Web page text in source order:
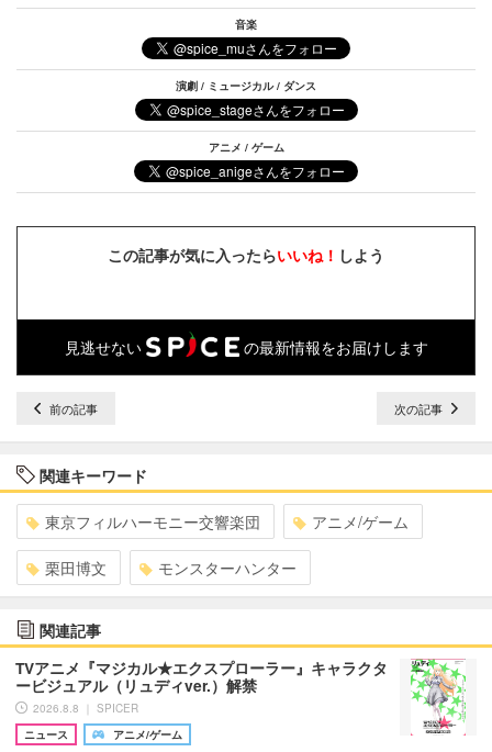
音楽
演劇 / ミュージカル / ダンス
アニメ / ゲーム
この記事が気に入ったらいいね！ しよう
見逃せない の最新情報をお届けします
前の記事 次の記事
関連キーワード
東京フィルハーモニー交響楽団 アニメ/ゲーム
栗田博文 モンスターハンター
関連記事
TVアニメ『マジカル★エクスプローラー』キャラクタ
ービジュアル（リュディver.）解禁
2026.8.8 ｜ SPICER
ニュース
アニメ/ゲーム